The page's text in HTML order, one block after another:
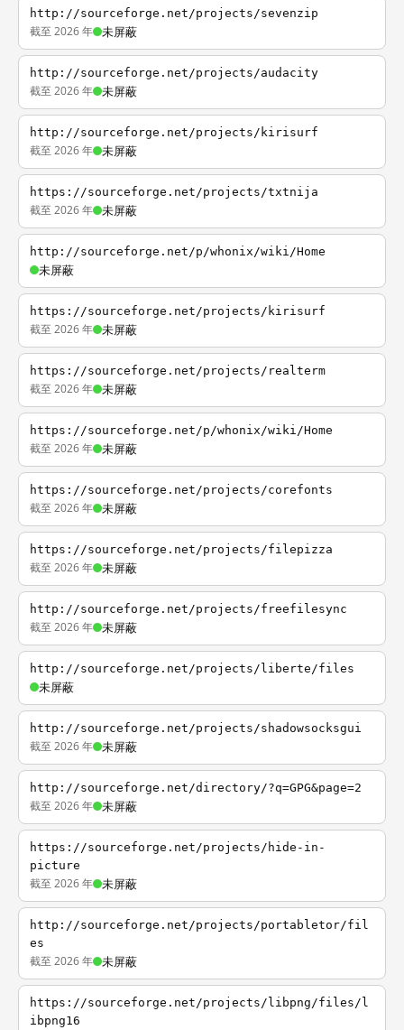
http://sourceforge.net/projects/sevenzip
截至 2026 年 未屏蔽
http://sourceforge.net/projects/audacity
截至 2026 年 未屏蔽
http://sourceforge.net/projects/kirisurf
截至 2026 年 未屏蔽
https://sourceforge.net/projects/txtnija
截至 2026 年 未屏蔽
http://sourceforge.net/p/whonix/wiki/Home
未屏蔽
https://sourceforge.net/projects/kirisurf
截至 2026 年 未屏蔽
https://sourceforge.net/projects/realterm
截至 2026 年 未屏蔽
https://sourceforge.net/p/whonix/wiki/Home
截至 2026 年 未屏蔽
https://sourceforge.net/projects/corefonts
截至 2026 年 未屏蔽
https://sourceforge.net/projects/filepizza
截至 2026 年 未屏蔽
http://sourceforge.net/projects/freefilesync
截至 2026 年 未屏蔽
http://sourceforge.net/projects/liberte/files
未屏蔽
http://sourceforge.net/projects/shadowsocksgui
截至 2026 年 未屏蔽
http://sourceforge.net/directory/?q=GPG&page=2
截至 2026 年 未屏蔽
https://sourceforge.net/projects/hide-in-
picture
截至 2026 年 未屏蔽
http://sourceforge.net/projects/portabletor/fil
es
截至 2026 年 未屏蔽
https://sourceforge.net/projects/libpng/files/l
ibpng16